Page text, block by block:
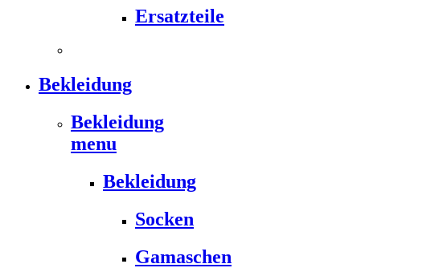
Ersatzteile
Bekleidung
Bekleidung
menu
Bekleidung
Socken
Gamaschen